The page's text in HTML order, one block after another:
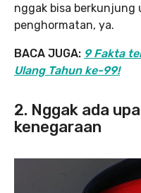
nggak bisa berkunjung
penghormatan, ya.
BACA JUGA: 9 Fakta
Ulang Tahun ke-99!
2. Nggak ada
kenegaraan